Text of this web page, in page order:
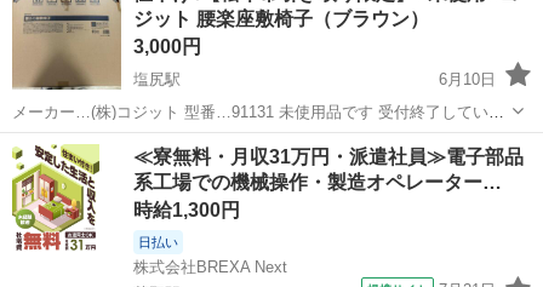
上げ下げでき、...ジット 腰楽座敷椅子（ブラウン）
3,000円
塩尻駅
6月10日
メーカー…(株)コジット 型番…91131 未使用品です 受付終了していな
い物はまだ御座いますので出品一覧から過去の商品もご覧ください
【状態】 中古品…簡易清掃のみとなりますのでご使用の前にクリーニ
ングをオススメ致しま...
長野 東筑摩郡 塩尻駅 椅子 大型
≪寮無料・月収31万円・派遣社員≫電子部品
系工場での機械操作・製造オペレーター…
時給1,300円
日払い
株式会社BREXA Next